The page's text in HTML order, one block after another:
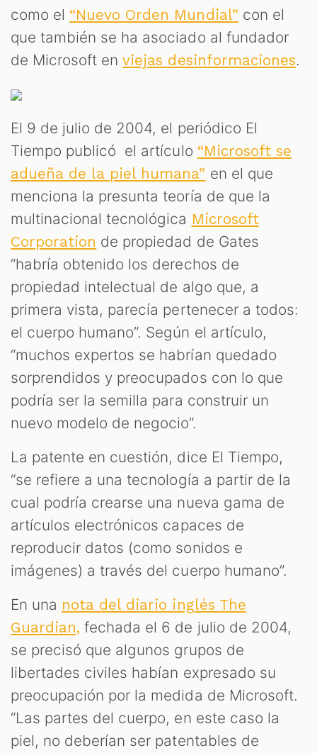
como el “Nuevo Orden Mundial” con el
que también se ha asociado al fundador
de Microsoft enviejas desinformaciones.
El 9 de julio de 2004, el periódico El
Tiempo publicó el artículo “Microsoft se
adueña de la piel humana” en el que
menciona la presunta teoría de que la
multinacional tecnológica Microsoft
Corporation de propiedad de Gates
“habría obtenido los derechos de
propiedad intelectual de algo que, a
primera vista, parecía pertenecer a todos:
el cuerpo humano”. Según el artículo,
“muchos expertos se habrían quedado
sorprendidos y preocupados con lo que
podría ser la semilla para construir un
nuevo modelo de negocio”.
La patente en cuestión, dice El Tiempo,
“se refiere a una tecnología a partir de la
cual podría crearse una nueva gama de
artículos electrónicos capaces de
reproducir datos (como sonidos e
imágenes) a través del cuerpo humano”.
En una nota del diario inglés The
Guardian, fechada el 6 de julio de 2004,
se precisó que algunos grupos de
libertades civiles habían expresado su
preocupación por la medida de Microsoft.
“Las partes del cuerpo, en este caso la
piel, no deberían ser patentables de